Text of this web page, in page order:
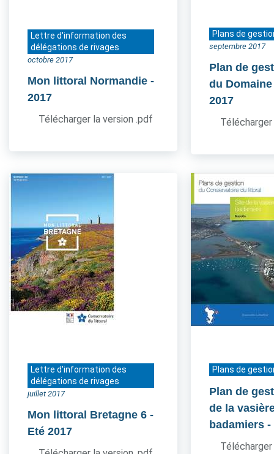
Lettre d'information des
délégations de rivages
octobre 2017
Mon littoral Normandie -
2017
Télécharger la version .pdf
Plans de
septembre 2017
Plan de
du
2017
Lettre d'information des
délégations de rivages
juillet 2017
Mon littoral Bretagne 6 -
Eté 2017
Plans de
Plan de
de la
badamiers -